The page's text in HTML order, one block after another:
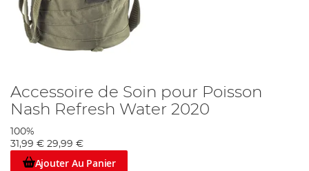
Accessoire de Soin pour Poisson
Nash Refresh Water 2020
100%
31,99 € 29,99 €
Ajouter Au Panier